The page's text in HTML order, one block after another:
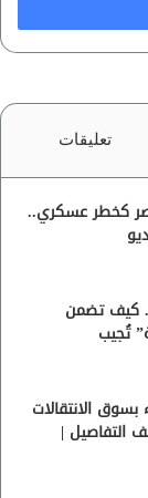
تعليقات
كخطر عسكري..
كيف تضمن
تُجيب
الانتقالات
تكشف التفاصيل |